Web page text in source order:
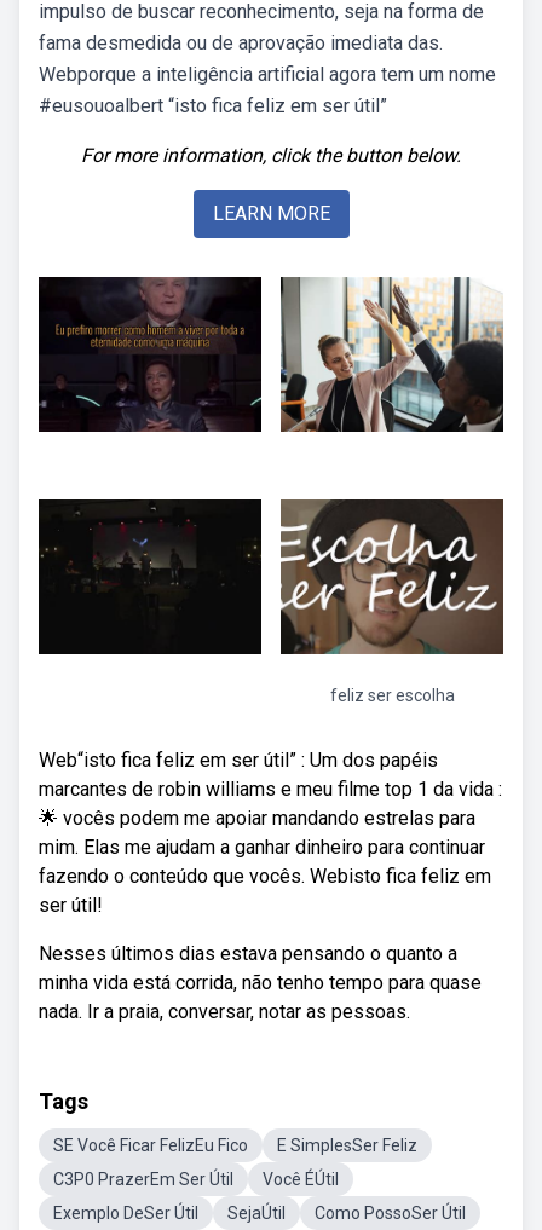
impulso de buscar reconhecimento, seja na forma de
fama desmedida ou de aprovação imediata das.
Webporque a inteligência artificial agora tem um nome
#eusouoalbert “isto fica feliz em ser útil”
For more information, click the button below.
LEARN MORE
feliz ser escolha
Web“isto fica feliz em ser útil” : Um dos papéis
marcantes de robin williams e meu filme top 1 da vida :
🌟 vocês podem me apoiar mandando estrelas para
mim. Elas me ajudam a ganhar dinheiro para continuar
fazendo o conteúdo que vocês. Webisto fica feliz em
ser útil!
Nesses últimos dias estava pensando o quanto a
minha vida está corrida, não tenho tempo para quase
nada. Ir a praia, conversar, notar as pessoas.
Tags
SE Você Ficar FelizEu Fico
E SimplesSer Feliz
C3P0 PrazerEm Ser Útil
Você ÉÚtil
Exemplo DeSer Útil
SejaÚtil Como PossoSer Útil